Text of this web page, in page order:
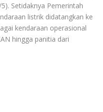
Setidaknya Pemerintah
listrik didatangkan ke
kendaraan operasional
hingga panitia dari